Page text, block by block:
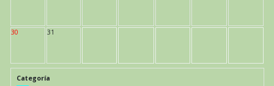
30 31
Categoría